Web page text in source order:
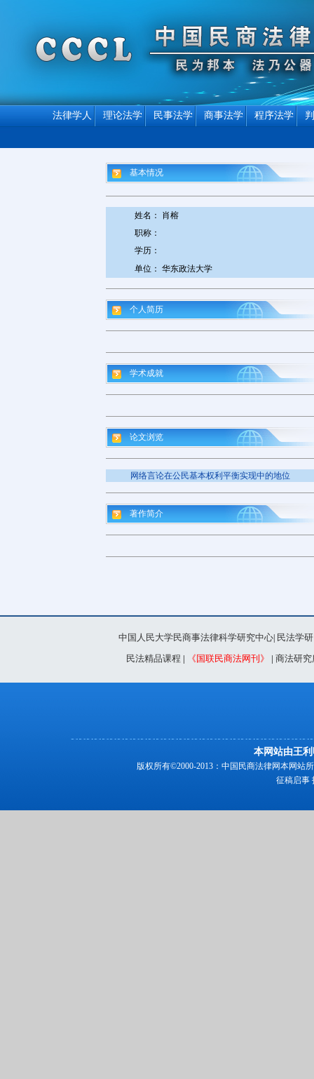
法律学人 理论法学 民事法学 商事法学 程序法学
基本情况
姓名： 肖榕
职称：
学历：
单位： 华东政法大学
个人简历
学术成就
论文浏览
网络言论在公民基本权利平衡实现中的地位
著作简介
中国人民大学民商事法律科学研究中心| 民法学
民法精品课程 | 《国联民商法网刊》 | 商法研究
本网站由王
版权所有©2000-2013：中国民商法律网本网站
征稿启事